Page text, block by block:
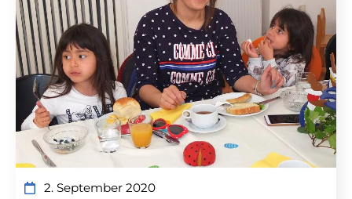
2. September 2020